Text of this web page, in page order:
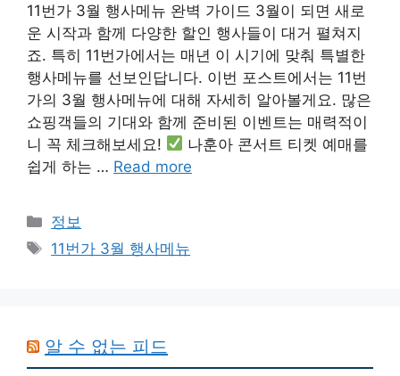
11번가 3월 행사메뉴 완벽 가이드 3월이 되면 새로
운 시작과 함께 다양한 할인 행사들이 대거 펼쳐지
죠. 특히 11번가에서는 매년 이 시기에 맞춰 특별한
행사메뉴를 선보인답니다. 이번 포스트에서는 11번
가의 3월 행사메뉴에 대해 자세히 알아볼게요. 많은
쇼핑객들의 기대와 함께 준비된 이벤트는 매력적이
니 꼭 체크해보세요!
나훈아 콘서트 티켓 예매를
쉽게 하는 … Read more
Categories
정보
Tags
11번가 3월 행사메뉴
알 수 없는 피드